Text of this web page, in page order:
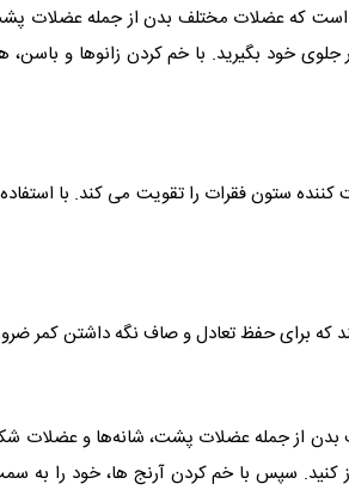
است که عضلات مختلف بدن از جمله عضلات
جلوی خود بگیرید. با خم کردن زانوها و
ستون فقرات را تقویت می‌ کند. با استفاده
که برای حفظ تعادل و صاف نگه داشتن کمر
از جمله عضلات پشت، شانه‌ها و عضلات
کنید. سپس با خم کردن آرنج ‌ها، خود را